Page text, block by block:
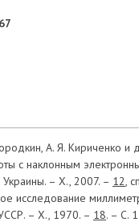
А. Я. Кириченко
с наклонным
– Х., 2007. – 12,
исследование
– Х., 1970. – 18. – С.